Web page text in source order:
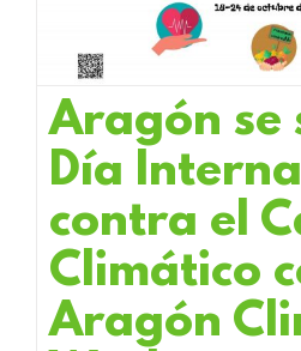
Aragón se
Día
contra el
Climático
Aragón